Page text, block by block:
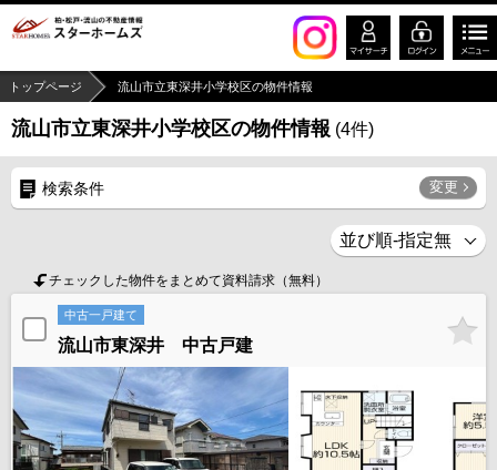
トップページ 流山市立東深井小学校区の物件情報
流山市立東深井小学校区の物件情報 (4件)
検索条件 変更
チェックした物件をまとめて資料請求（無料）
中古一戸建て
流山市東深井 中古戸建